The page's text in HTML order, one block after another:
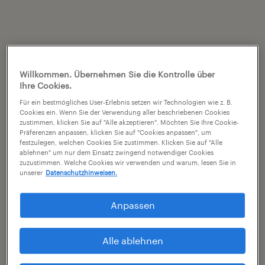
Willkommen. Übernehmen Sie die Kontrolle über
Ihre Cookies.
Für ein bestmögliches User-Erlebnis setzen wir Technologien wie z. B.
Cookies ein. Wenn Sie der Verwendung aller beschriebenen Cookies
zustimmen, klicken Sie auf "Alle akzeptieren". Möchten Sie Ihre Cookie-
Präferenzen anpassen, klicken Sie auf "Cookies anpassen", um
festzulegen, welchen Cookies Sie zustimmen. Klicken Sie auf "Alle
ablehnen" um nur dem Einsatz zwingend notwendiger Cookies
zuzustimmen. Welche Cookies wir verwenden und warum, lesen Sie in
unserer Datenschutzhinweisen.
Anpassen
Alle ablehnen